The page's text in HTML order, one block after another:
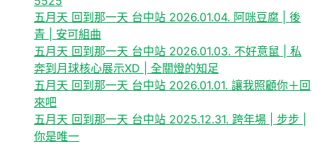
五月天 回到那一天 台中站 2026.01.04. 阿咪豆腐 | 後
青 | 安可組曲
五月天 回到那一天 台中站 2026.01.03. 不好意鼠 | 私
奔到月球核心展示XD | 全關燈的知足
五月天 回到那一天 台中站 2026.01.01. 讓我照顧你＋回
來吧
五月天 回到那一天 台中站 2025.12.31. 跨年場 | 步步 |
你是唯一